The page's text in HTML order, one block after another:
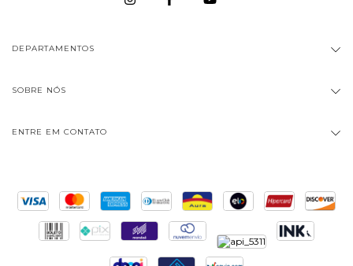
DEPARTAMENTOS
SOBRE NÓS
ENTRE EM CONTATO